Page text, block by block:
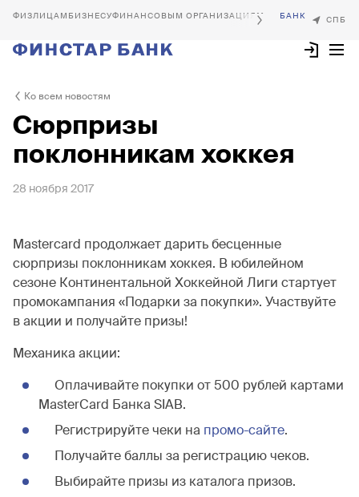
БИЗНЕСУФИНАНСОВЫМ ОРГАНИЗАЦИЯМ
Ко всем новостям
Сюрпризы
поклонникам хоккея
28 ноября 2017
Mastercard продолжает дарить бесценные
сюрпризы поклонникам хоккея. В юбилейном
сезоне Континентальной Хоккейной Лиги стартует
промокампания «Подарки за покупки». Участвуйте
в акции и получайте призы!
Механика акции:
Оплачивайте покупки от 500 рублей картами
MasterCard Банка SIAB.
Регистрируйте чеки на промо-сайте.
Получайте баллы за регистрацию чеков.
Выбирайте призы из каталога призов.